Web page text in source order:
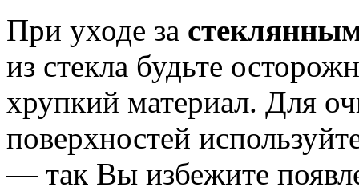
При уходе за
из стекла будьте
хрупкий материал. Для
поверхностей
— так Вы избежите